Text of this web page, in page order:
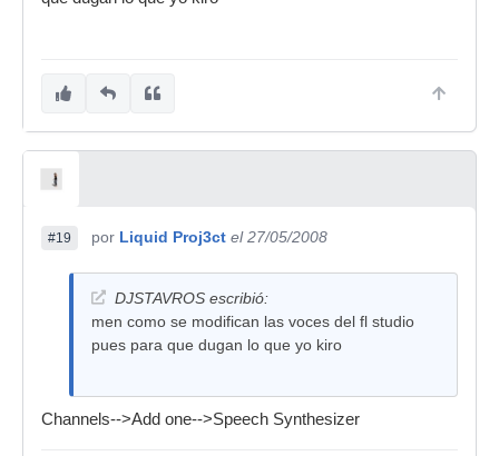
#19 por Liquid Proj3ct el 27/05/2008
DJSTAVROS escribió:
men como se modifican las voces del fl studio
pues para que dugan lo que yo kiro
Channels-->Add one-->Speech Synthesizer